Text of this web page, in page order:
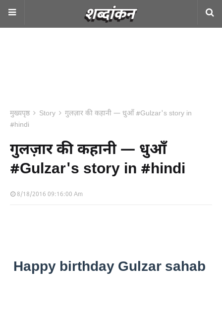
मुख्यपृष्ठ Story
गुलज़ार की कहानी — धुआँ #Gulzar's story in
#hindi
गुलज़ार की कहानी — धुआँ
#Gulzar's story in #hindi
8/18/2016 09:16:00 Am
Happy birthday Gulzar sahab